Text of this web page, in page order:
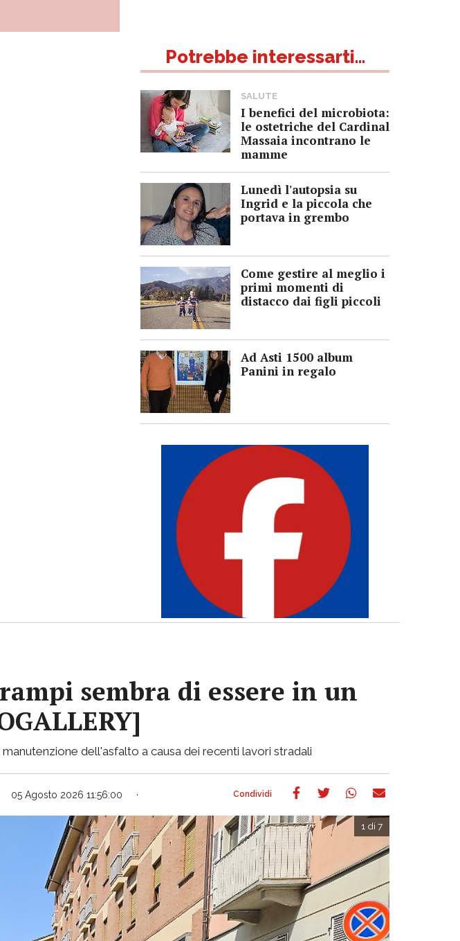
Potrebbe interessarti...
SALUTE
I benefici del microbiota:
le ostetriche del Cardinal
Massaia incontrano le
mamme
Lunedì l'autopsia su
Ingrid e la piccola che
portava in grembo
Come gestire al meglio i
primi momenti di
distacco dai figli piccoli
Ad Asti 1500 album
Panini in regalo
sembra di essere in un
dell'asfalto a causa dei recenti lavori stradali
05 Agosto 2026 11:56:00
1 di 7